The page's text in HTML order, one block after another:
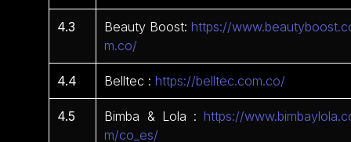
4.3 Beauty Boost:https://
m.co/
4.4 Belltec :https://belltec.com.co/
4.5 Bimba & Lola :https://
m/co_es/